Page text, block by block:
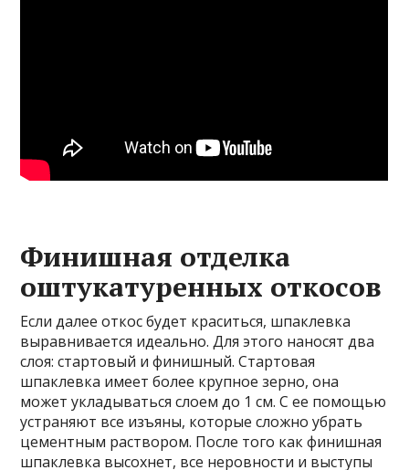
Финишная отделка
оштукатуренных откосов
Если далее откос будет краситься, шпаклевка
выравнивается идеально. Для этого наносят два
слоя: стартовый и финишный. Стартовая
шпаклевка имеет более крупное зерно, она
может укладываться слоем до 1 см. С ее помощью
устраняют все изъяны, которые сложно убрать
цементным раствором. После того как финишная
шпаклевка высохнет, все неровности и выступы